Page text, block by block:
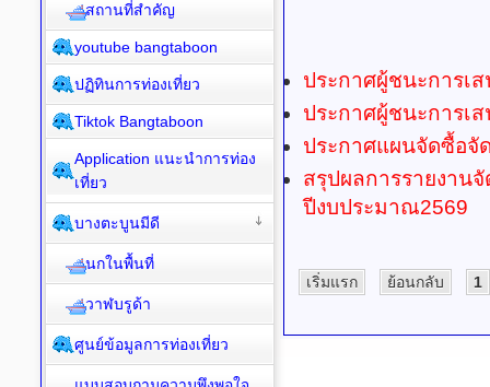
ประกาศผู้ชนะการเ
ประกาศผู้ชนะการเ
ประกาศแผนจัดซื้อจั
สรุปผลการรายงาน
ปีงบประมาณ2569
เริ่มแรก ย้อนกลับ 1
สถานที่สำคัญ
youtube bangtaboon
ปฏิทินการท่องเที่ยว
Tiktok Bangtaboon
Application แนะนำการท่อง
เที่ยว
บางตะบูนมีดี
นกในพื้นที่
วาฬบรูด้า
ศูนย์ข้อมูลการท่องเที่ยว